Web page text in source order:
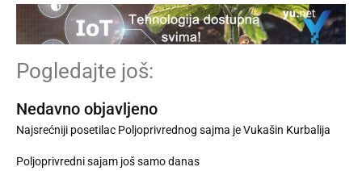
Pogledajte još:
Nedavno objavljeno
Najsrećniji posetilac Poljoprivrednog sajma je Vukašin Kurbalija
Poljoprivredni sajam još samo danas